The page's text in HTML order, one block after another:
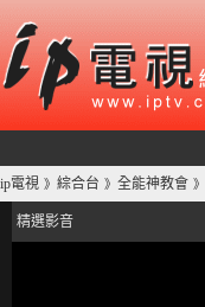
ip電視 》 綜合台 》 全能神教會 》
精選影音